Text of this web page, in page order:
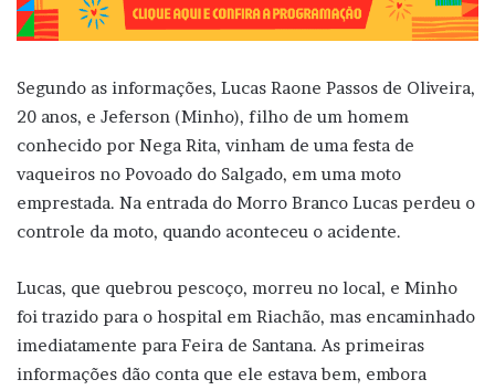
Segundo as informações, Lucas Raone Passos de Oliveira,
20 anos, e Jeferson (Minho), filho de um homem
conhecido por Nega Rita, vinham de uma festa de
vaqueiros no Povoado do Salgado, em uma moto
emprestada. Na entrada do Morro Branco Lucas perdeu o
controle da moto, quando aconteceu o acidente.
Lucas, que quebrou pescoço, morreu no local, e Minho
foi trazido para o hospital em Riachão, mas encaminhado
imediatamente para Feira de Santana. As primeiras
informações dão conta que ele estava bem, embora